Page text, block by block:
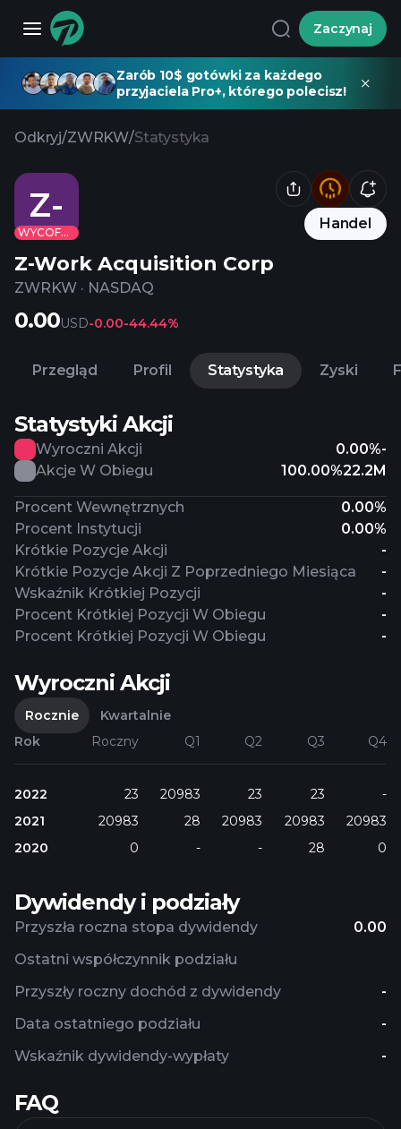
Zaczynaj
Zarób 10$ gotówki za każdego
przyjaciela Pro+, którego polecisz!
Odkryj/ZWRKW/Statystyka
Z-
WYCOFANE
Handel
Z-Work Acquisition Corp
ZWRKW · NASDAQ
0.00USD-0.00-44.44%
Przegląd Profil Statystyka Zyski
Statystyki Akcji
Wyroczni Akcji 0.00%-
Akcje W Obiegu
100.00%22.2M
Procent Wewnętrznych
0.00%
Procent Instytucji
0.00%
Krótkie Pozycje Akcji
-
Krótkie Pozycje Akcji Z Poprzedniego Miesiąca
-
Wskaźnik Krótkiej Pozycji
-
Procent Krótkiej Pozycji W Obiegu
-
Procent Krótkiej Pozycji W Obiegu
-
Wyroczni Akcji
Rocznie
Kwartalnie
Rok
Roczny Q1 Q2 Q3 Q4
2022 23 20983 23 23
-
2021
20983 28 20983 20983
20983
2020
0 - - 28 0
Dywidendy i podziały
Przyszła roczna stopa dywidendy 0.00
Przyszły roczny dochód z dywidendy -
Wskaźnik dywidendy-wypłaty -
Ostatni współczynnik podziału
Data ostatniego podziału -
FAQ